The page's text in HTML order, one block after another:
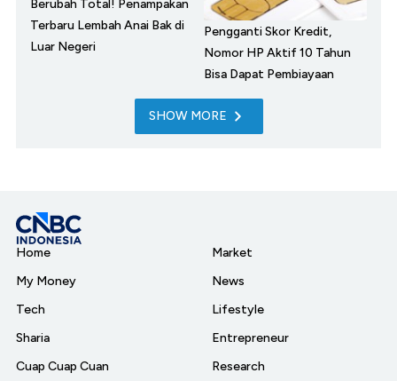
Berubah Total! Penampakan
Terbaru Lembah Anai Bak di
Luar Negeri
Pengganti Skor Kredit,
Nomor HP Aktif 10 Tahun
Bisa Dapat Pembiayaan
SHOW MORE
Home
My Money
Tech
Sharia
Cuap Cuap Cuan
Market
News
Lifestyle
Entrepreneur
Research